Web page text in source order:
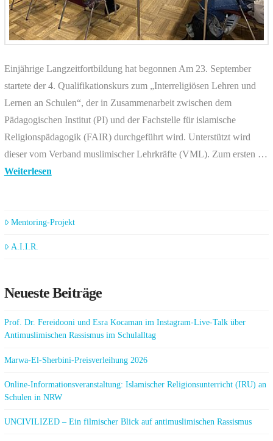
Einjährige Langzeitfortbildung hat begonnen Am 23. September
startete der 4. Qualifikationskurs zum „Interreligiösen Lehren und
Lernen an Schulen“, der in Zusammenarbeit zwischen dem
Pädagogischen Institut (PI) und der Fachstelle für islamische
Religionspädagogik (FAIR) durchgeführt wird. Unterstützt wird
dieser vom Verband muslimischer Lehrkräfte (VML). Zum ersten …
Weiterlesen
Mentoring-Projekt
A.I.I.R.
Neueste Beiträge
Prof. Dr. Fereidooni und Esra Kocaman im Instagram-Live-Talk über
Antimuslimischen Rassismus im Schulalltag
Marwa-El-Sherbini-Preisverleihung 2026
Online-Informationsveranstaltung: Islamischer Religionsunterricht (IRU) an
Schulen in NRW
UNCIVILIZED – Ein filmischer Blick auf antimuslimischen Rassismus